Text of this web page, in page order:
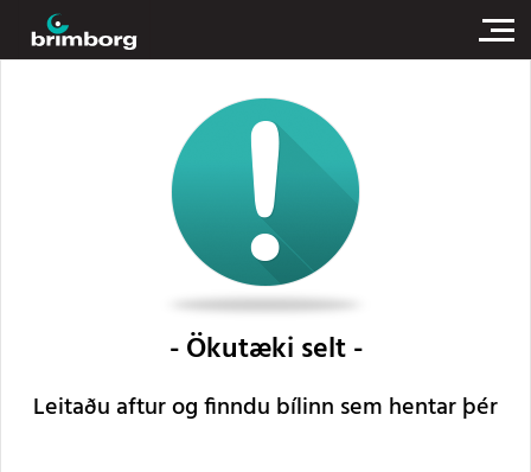
Ökutæki selt
Leitaðu aftur og finndu bílinn sem hentar þér